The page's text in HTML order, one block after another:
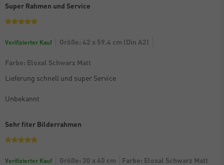
Super Rahmen und Service
Verifizierter Kauf Größe: 42 x 59.4 cm (Din A2)
Farbe: Eloxal Schwarz Matt
Lieferung schnell und super Service
Unbekannt
Sehr fiter Bilderrahmen
Verifizierter Kauf Größe: 30 x 40 cm
Farbe: Eloxal Schwarz Matt